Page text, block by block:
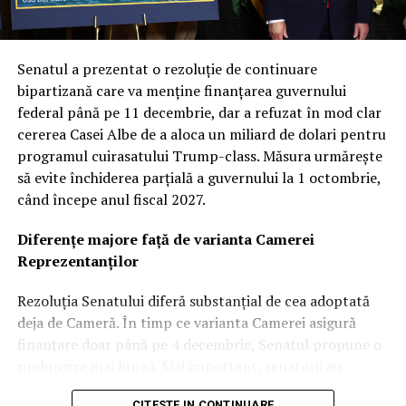
este diversificarea capacităților. Prin explorarea unor
inovații și tehnologii unice, Forța Spațială urmărește să
armata va dispune de cea mai avansată tehnologie
disponibilă pe piață. Această abordare multi-vectorială
este văzută ca o plasă de siguranță strategică în fața
evoluțiilor imprevizibile din teatrele de operațiuni.
Revoluția „Flatellites”: Rocket Lab propune o
arhitectură inovatoare pentru Neutron
Dintre contractorii anunțați, Rocket Lab se detașează cu
o cotă de 397 de milioane de dolari. Compania cu sediul
„Flatellites” – un design revoluționar de sateliți plați,
optimizați pentru comunicare de mare bandă și latență
scăzută.
Aceste platforme orbitale vor fi transportate în spațiu
Senatul a prezentat o rezoluție de continuare
bipartizană care va menține finanțarea guvernului
federal până pe 11 decembrie, dar a refuzat în mod clar
cererea Casei Albe de a aloca un miliard de dolari pentru
programul cuirasatului Trump-class. Măsura urmărește
să evite închiderea parțială a guvernului la 1 octombrie,
când începe anul fiscal 2027.
Diferențe majore față de varianta Camerei
Reprezentanților
Rezoluția Senatului diferă substanțial de cea adoptată
deja de Cameră. În timp ce varianta Camerei asigură
finanțare doar până pe 4 decembrie, Senatul propune o
respins majoritatea cererilor de excepții bugetare